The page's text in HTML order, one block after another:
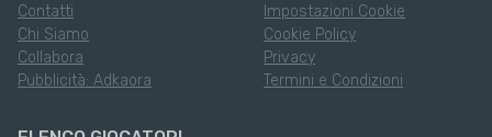
Contatti
Chi Siamo
Collabora
Pubblicità: Adkaora
Impostazioni Cookie
Cookie Policy
Privacy
Termini e Condizioni